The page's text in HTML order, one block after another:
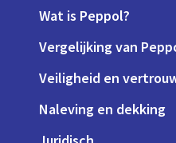
Wat is Peppol?
Vergelijking van
Veiligheid en
Naleving en dekking